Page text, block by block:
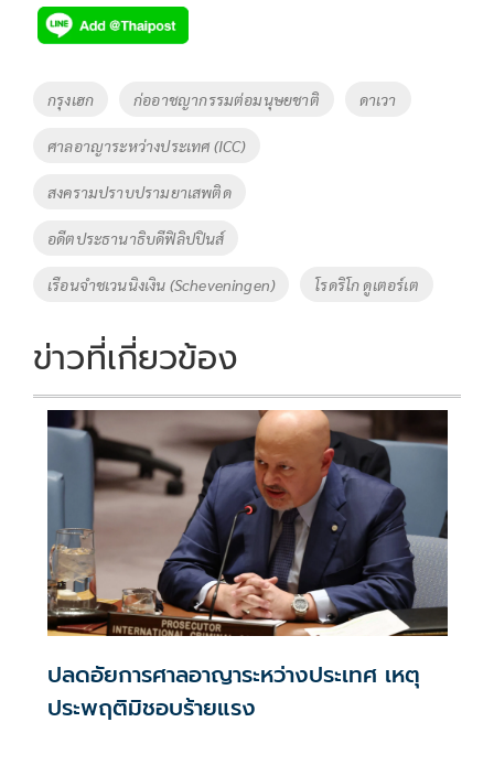
e
b
o
k
tt
er
p
y
Li
n
k
Tags
กรุงเฮก ก่ออาชญากรรมต่อมนุษยชาติ ดาเวา
ศาลอาญาระหว่างประเทศ (ICC)
สงครามปราบปรามยาเสพติด
อดีตประธานาธิบดีฟิลิปปินส์
เรือนจำชเวนนิงเงิน (Scheveningen) โรดริโก ดูเตอร์เต
ข่าวที่เกี่ยวข้อง
ปลดอัยการศาลอาญาระหว่างประเทศ เหตุ
ประพฤติมิชอบร้ายแรง